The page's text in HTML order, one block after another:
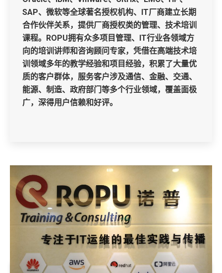
SAP、微软等全球著名授权机构、IT厂商建立长期
合作伙伴关系，提供厂商授权类的管理、技术培训
课程。ROPU拥有众多项目管理、IT行业各领域方
向的培训讲师和咨询顾问专家，凭借在高端技术培
训领域多年的教学经验和项目经验，积累了大量优
质的客户群体，服务客户涉及通信、金融、交通、
能源、制造、政府部门等多个行业领域，覆盖面极
广，深得用户信赖和好评。